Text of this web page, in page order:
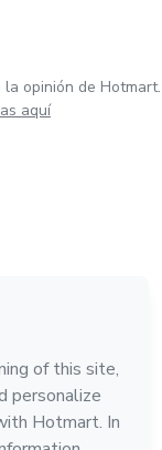
opinión de Hotmart.
aquí